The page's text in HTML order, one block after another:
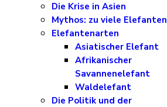
Die Krise in Asien
Mythos: zu viele Elefanten
Elefantenarten
Asiatischer Elefant
Afrikanischer
Savannenelefant
Waldelefant
Die Politik und der